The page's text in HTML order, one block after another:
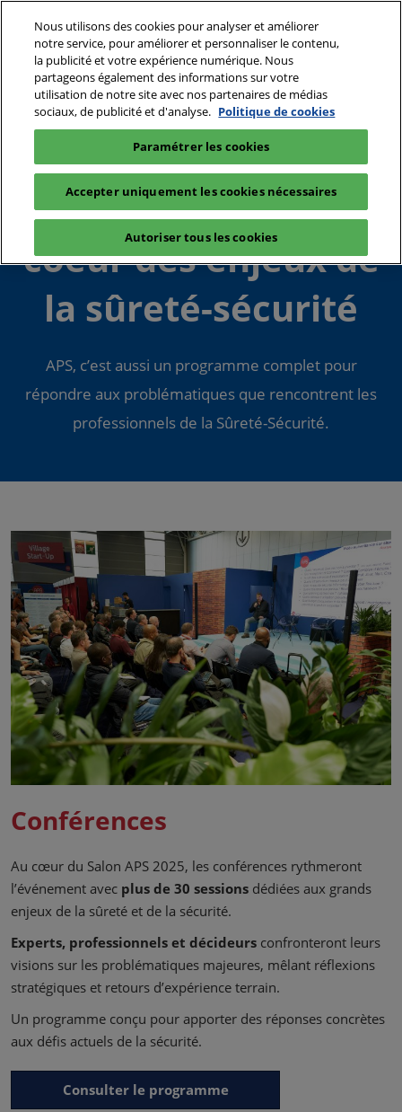
contenu
28 - 30 Septembre 2027
Paris - Porte de Versailles - Pavillon 5.1
Home Programme
Un évènement au
coeur des enjeux de
la sûreté-sécurité
APS, c’est aussi un programme complet pour
répondre aux problématiques que rencontrent les
professionnels de la Sûreté-Sécurité.
Conférences
Au cœur du Salon APS 2025, les conférences rythmeront
l’événement avec plus de 30 sessions dédiées aux grands
enjeux de la sûreté et de la sécurité.
Experts, professionnels et décideurs confronteront leurs
visions sur les problématiques majeures, mêlant réflexions
stratégiques et retours d’expérience terrain.
Un programme conçu pour apporter des réponses concrètes
aux défis actuels de la sécurité.
Consulter le programme
Nous utilisons des cookies pour analyser et améliorer
notre service, pour améliorer et personnaliser le contenu,
la publicité et votre expérience numérique. Nous
partageons également des informations sur votre
utilisation de notre site avec nos partenaires de médias
sociaux, de publicité et d'analyse. Politique de cookies
Paramétrer les cookies
Accepter uniquement les cookies nécessaires
Autoriser tous les cookies